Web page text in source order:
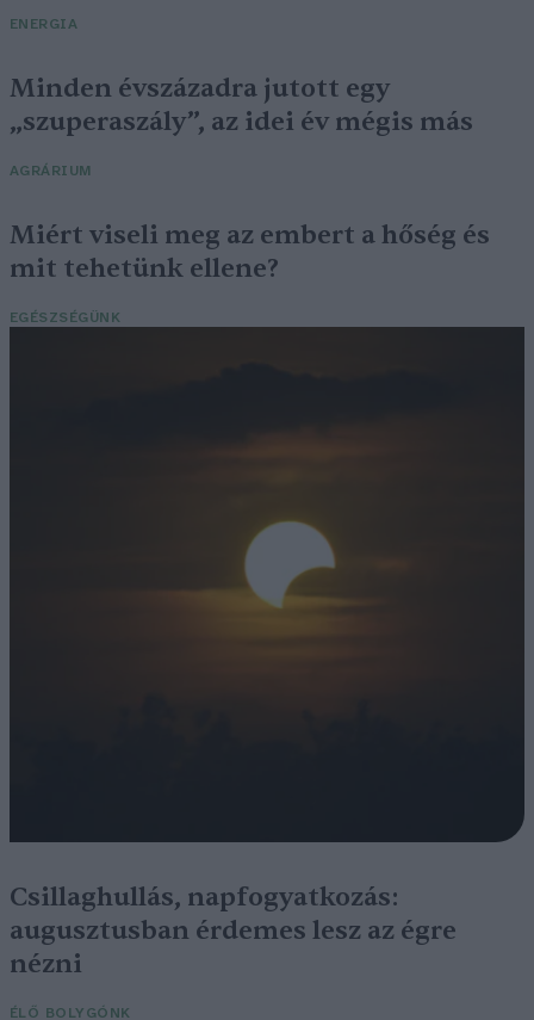
ENERGIA
Minden évszázadra jutott egy
„szuperaszály”, az idei év mégis más
AGRÁRIUM
Miért viseli meg az embert a hőség és
mit tehetünk ellene?
EGÉSZSÉGÜNK
Csillaghullás, napfogyatkozás:
augusztusban érdemes lesz az égre
nézni
ÉLŐ BOLYGÓNK